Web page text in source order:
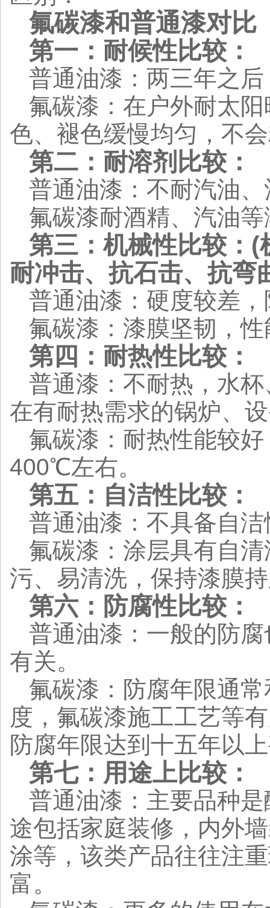
氟碳漆和普通漆对比
第一：耐候性比较：
普通油漆：两三年之
氟碳漆：在户外耐太
色、褪色缓慢均匀，不
第二：耐溶剂比较：
普通油漆：不耐汽油
氟碳漆耐酒精、汽油
第三：机械性比较：
耐冲击、抗石击、抗弯
普通油漆：硬度较差
氟碳漆：漆膜坚韧，
第四：耐热性比较：
普通漆：不耐热，水
在有耐热需求的锅炉、
氟碳漆：耐热性能较
400℃左右。
第五：自洁性比较：
普通油漆：不具备自洁
氟碳漆：涂层具有自
污、易清洗，保持漆膜
第六：防腐性比较：
普通油漆：一般的防
有关。
氟碳漆：防腐年限通
度，氟碳漆施工工艺等
防腐年限达到十五年以
第七：用途上比较：
普通油漆：主要品种
途包括家庭装修，内外
涂等，该类产品往往注
富。